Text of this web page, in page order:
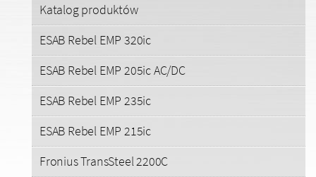
Katalog produktów
ESAB Rebel EMP 320ic
ESAB Rebel EMP 205ic AC/DC
ESAB Rebel EMP 235ic
ESAB Rebel EMP 215ic
Fronius TransSteel 2200C